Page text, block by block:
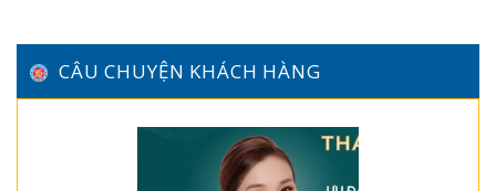
CÂU CHUYỆN KHÁCH HÀNG